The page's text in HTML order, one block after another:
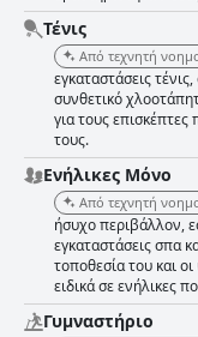
Τένις
Από τεχνητή
εγκαταστάσεις
συνθετικό
για τους
τους.
Ενήλικες Μόνο
Από τεχνητή
ήσυχο περιβάλλον,
εγκαταστάσεις σπα
τοποθεσία του και
ειδικά σε ενήλικες
Γυμναστήριο